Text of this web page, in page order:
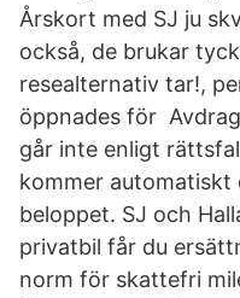
Årskort med SJ ju
också, de brukar
resealternativ tar!,
öppnades för
går inte enligt
kommer automatiskt
beloppet. SJ och
privatbil får du
norm för skattefri